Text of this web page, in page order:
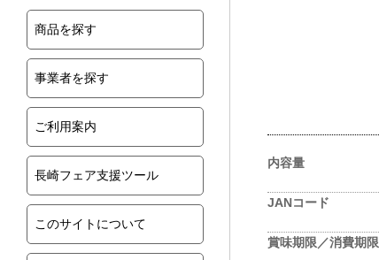
商品を探す
事業者を探す
ご利用案内
長崎フェア支援ツール
このサイトについて
内容量
JANコード
賞味期限／消費期限